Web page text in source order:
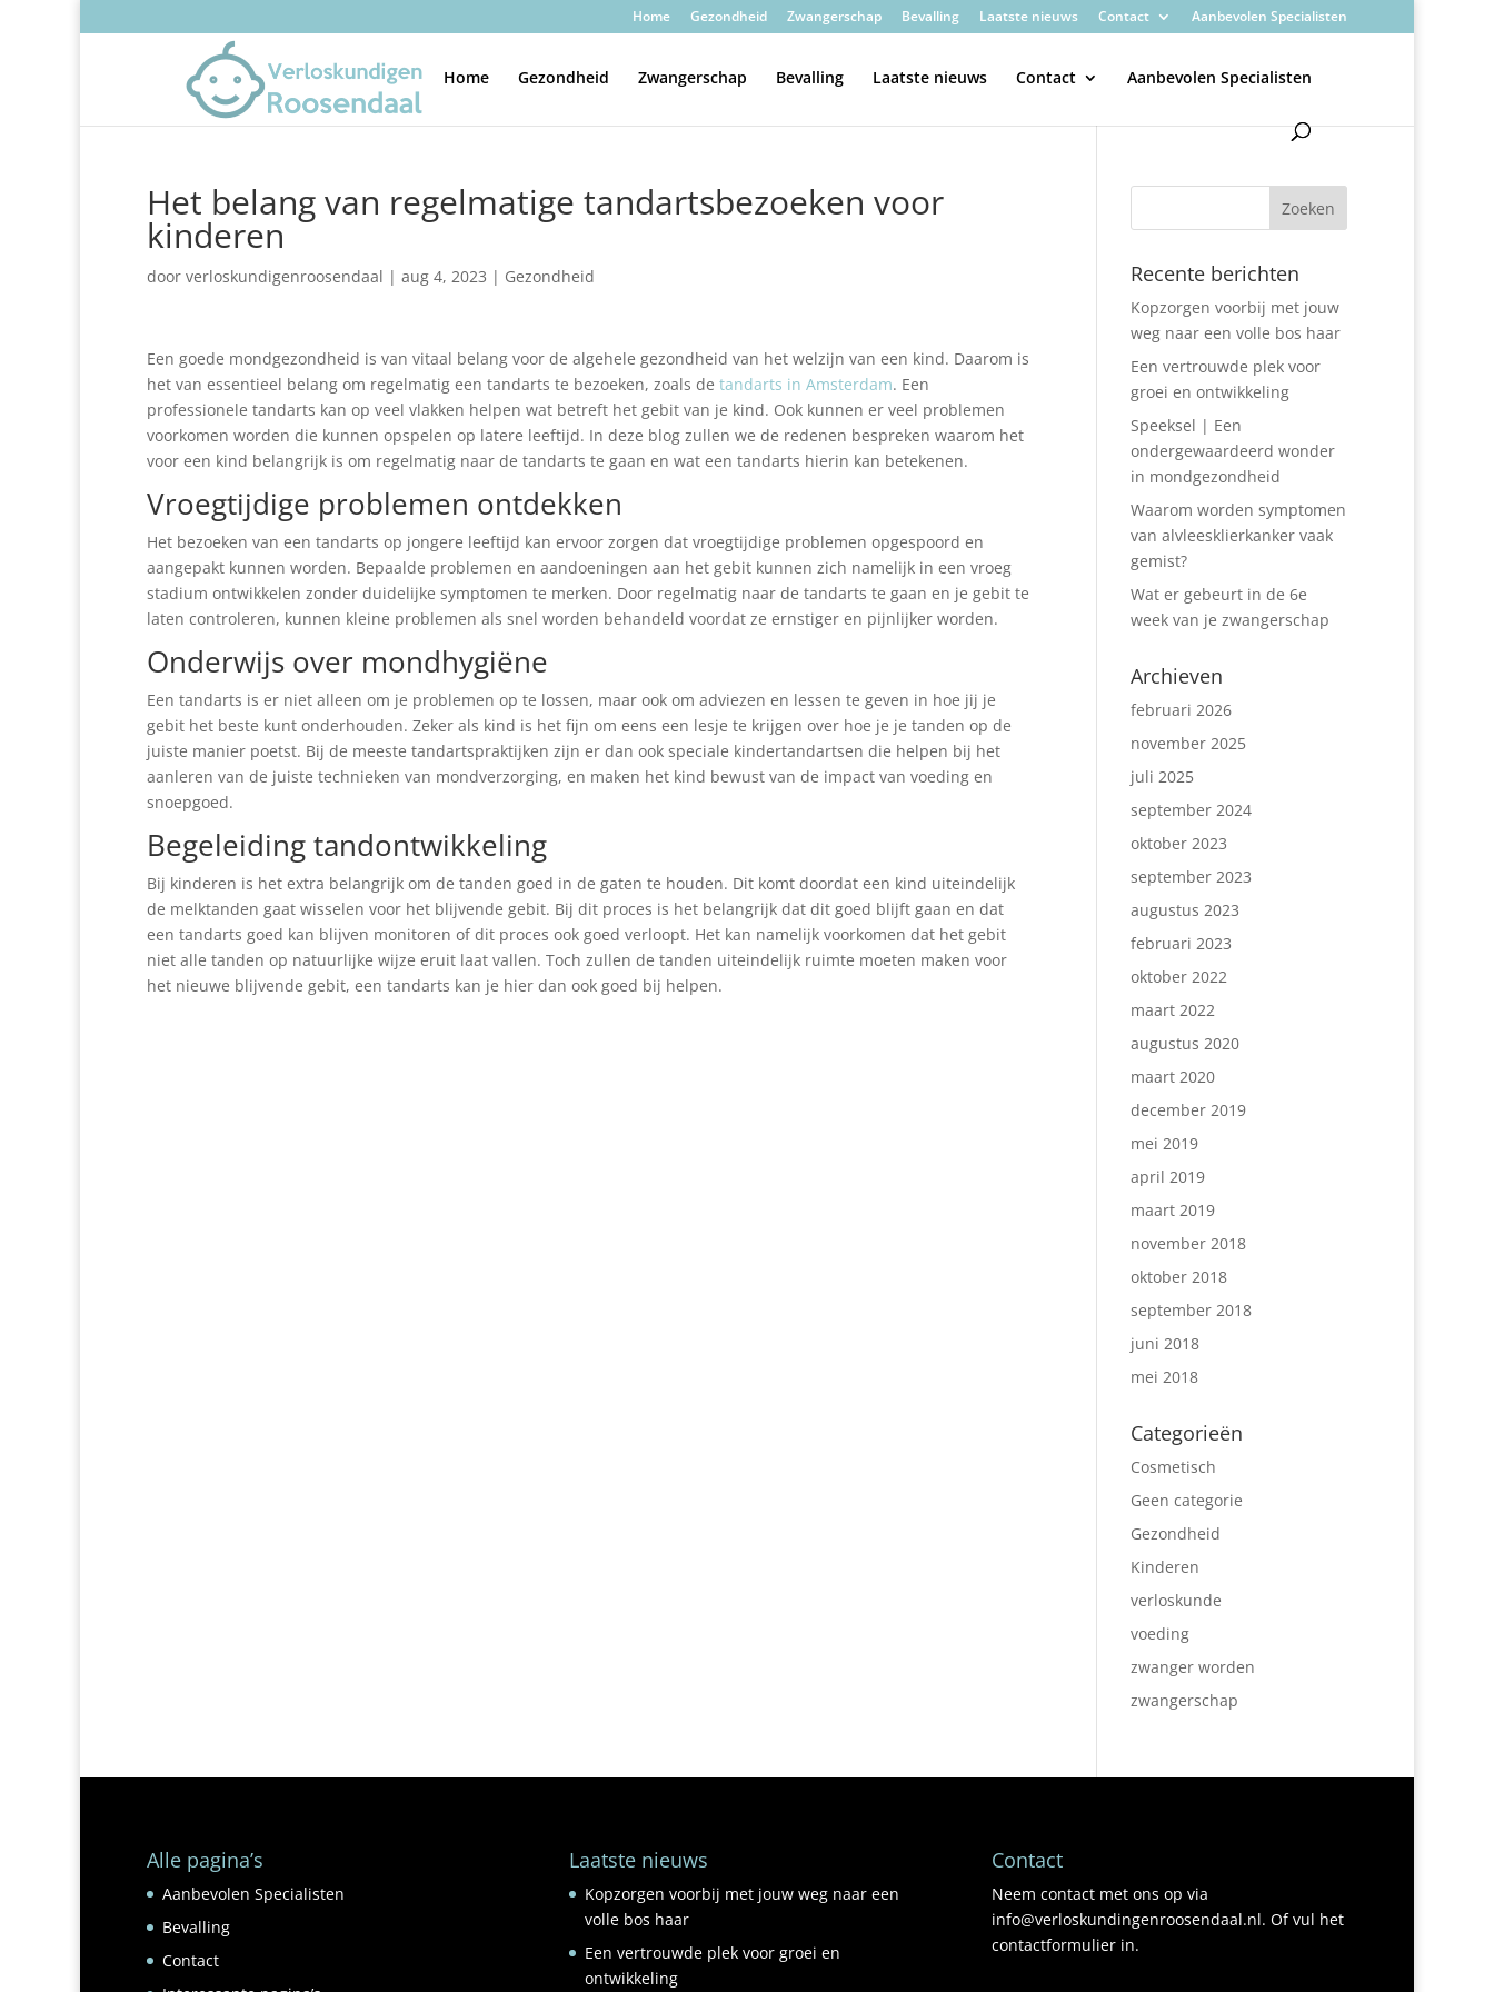
Home Gezondheid Zwangerschap Bevalling Laatste nieuws Contact Aanbevolen Specialisten
Home Gezondheid Zwangerschap Bevalling Laatste nieuws Contact Aanbevolen Specialisten
Het belang van regelmatige tandartsbezoeken voor
kinderen
door verloskundigenroosendaal | aug 4, 2023 | Gezondheid
Een goede mondgezondheid is van vitaal belang voor de algehele gezondheid van het welzijn van een kind. Daarom is
het van essentieel belang om regelmatig een tandarts te bezoeken, zoals de tandarts in Amsterdam. Een
professionele tandarts kan op veel vlakken helpen wat betreft het gebit van je kind. Ook kunnen er veel problemen
voorkomen worden die kunnen opspelen op latere leeftijd. In deze blog zullen we de redenen bespreken waarom het
voor een kind belangrijk is om regelmatig naar de tandarts te gaan en wat een tandarts hierin kan betekenen.
Vroegtijdige problemen ontdekken
Het bezoeken van een tandarts op jongere leeftijd kan ervoor zorgen dat vroegtijdige problemen opgespoord en
aangepakt kunnen worden. Bepaalde problemen en aandoeningen aan het gebit kunnen zich namelijk in een vroeg
stadium ontwikkelen zonder duidelijke symptomen te merken. Door regelmatig naar de tandarts te gaan en je gebit te
laten controleren, kunnen kleine problemen als snel worden behandeld voordat ze ernstiger en pijnlijker worden.
Onderwijs over mondhygiëne
Een tandarts is er niet alleen om je problemen op te lossen, maar ook om adviezen en lessen te geven in hoe jij je
gebit het beste kunt onderhouden. Zeker als kind is het fijn om eens een lesje te krijgen over hoe je je tanden op de
juiste manier poetst. Bij de meeste tandartspraktijken zijn er dan ook speciale kindertandartsen die helpen bij het
aanleren van de juiste technieken van mondverzorging, en maken het kind bewust van de impact van voeding en
snoepgoed.
Begeleiding tandontwikkeling
Bij kinderen is het extra belangrijk om de tanden goed in de gaten te houden. Dit komt doordat een kind uiteindelijk
de melktanden gaat wisselen voor het blijvende gebit. Bij dit proces is het belangrijk dat dit goed blijft gaan en dat
een tandarts goed kan blijven monitoren of dit proces ook goed verloopt. Het kan namelijk voorkomen dat het gebit
niet alle tanden op natuurlijke wijze eruit laat vallen. Toch zullen de tanden uiteindelijk ruimte moeten maken voor
het nieuwe blijvende gebit, een tandarts kan je hier dan ook goed bij helpen.
Recente berichten
Kopzorgen voorbij met jouw
weg naar een volle bos haar
Een vertrouwde plek voor
groei en ontwikkeling
Speeksel | Een
ondergewaardeerd wonder
in mondgezondheid
Waarom worden symptomen
van alvleesklierkanker vaak
gemist?
Wat er gebeurt in de 6e
week van je zwangerschap
Archieven
februari 2026
november 2025
juli 2025
september 2024
oktober 2023
september 2023
augustus 2023
februari 2023
oktober 2022
maart 2022
augustus 2020
maart 2020
december 2019
mei 2019
april 2019
maart 2019
november 2018
oktober 2018
september 2018
juni 2018
mei 2018
Categorieën
Cosmetisch
Geen categorie
Gezondheid
Kinderen
verloskunde
voeding
zwanger worden
zwangerschap
Alle pagina’s
Aanbevolen Specialisten
Bevalling
Contact
Laatste nieuws
Kopzorgen voorbij met jouw weg naar een
volle bos haar
Een vertrouwde plek voor groei en
ontwikkeling
Contact
Neem contact met ons op via
info@verloskundingenroosendaal.nl. Of vul het
contactformulier in.